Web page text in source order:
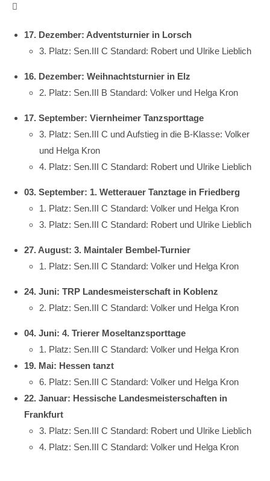

17. Dezember: Adventsturnier in Lorsch
3. Platz: Sen.III C Standard: Robert und Ulrike Lieblich
16. Dezember: Weihnachtsturnier in Elz
2. Platz: Sen.III B Standard: Volker und Helga Kron
17. September: Viernheimer Tanzsporttage
3. Platz: Sen.III C und Aufstieg in die B-Klasse: Volker
und Helga Kron
4. Platz: Sen.III C Standard: Robert und Ulrike Lieblich
03. September: 1. Wetterauer Tanztage in Friedberg
1. Platz: Sen.III C Standard: Volker und Helga Kron
3. Platz: Sen.III C Standard: Robert und Ulrike Lieblich
27. August: 3. Maintaler Bembel-Turnier
1. Platz: Sen.III C Standard: Volker und Helga Kron
24. Juni: TRP Landesmeisterschaft in Koblenz
2. Platz: Sen.III C Standard: Volker und Helga Kron
04. Juni: 4. Trierer Moseltanzsporttage
1. Platz: Sen.III C Standard: Volker und Helga Kron
19. Mai: Hessen tanzt
6. Platz: Sen.III C Standard: Volker und Helga Kron
22. Januar: Hessische Landesmeisterschaften in
Frankfurt
3. Platz: Sen.III C Standard: Robert und Ulrike Lieblich
4. Platz: Sen.III C Standard: Volker und Helga Kron